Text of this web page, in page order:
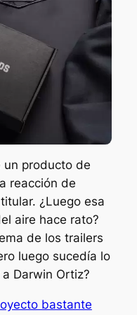
un producto de
reacción de
¿Luego esa
aire hace rato?
de los trailers
luego sucedía lo
Darwin Ortiz?
bastante